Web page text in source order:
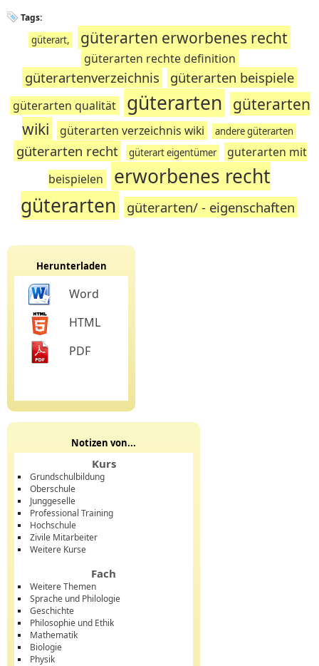
Tags:
güterart, güterarten erworbenes recht
güterarten rechte definition
güterartenverzeichnis güterarten beispiele
güterarten qualität güterarten güterarten
wiki
güterarten verzeichnis wiki andere güterarten
güterarten recht güterart eigentümer
guterarten mit
beispielen
erworbenes recht
güterarten
güterarten/ - eigenschaften
Herunterladen
Word
HTML
PDF
Notizen von...
Kurs
Grundschulbildung
Oberschule
Junggeselle
Professional Training
Hochschule
Zivile Mitarbeiter
Weitere Kurse
Fach
Weitere Themen
Sprache und Philologie
Geschichte
Philosophie und Ethik
Mathematik
Biologie
Physik